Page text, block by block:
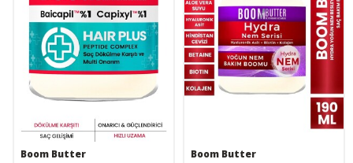
Boom Butter
Boom Butter